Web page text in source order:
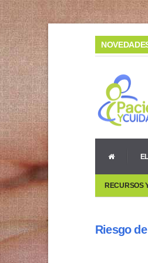
03/02/2015 |¿Mala
08/05/2014 |Vivir con
RECURSOS
Riesgo